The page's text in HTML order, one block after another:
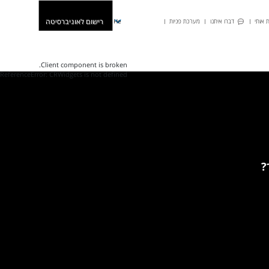
אותי דברו איתנו מערכת פניות He רישום לאוניברסיטה
Client component is broken.
ReferenceError: CRWidgets is not defined